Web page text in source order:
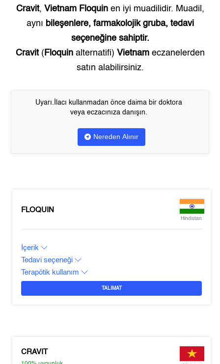
Cravit, Vietnam Floquinen iyi muadilidir. Muadil,
aynı bileşenlere, farmakolojik gruba, tedavi
seçeneğine sahiptir.
Cravit( Floquinalternatifi) Vietnameczanelerden
satın alabilirsiniz.
Uyarı.İlacı kullanmadan önce daima bir doktora
veya eczacınıza danışın.
Nereden Alınır
FLOQUIN
Hindistan
İçerik
Tedavi seçeneği
Terapötik kullanım
TALIMAT
CRAVIT